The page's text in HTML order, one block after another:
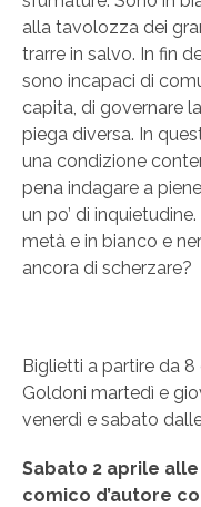
alla tavolozza dei
trarre in salvo. In fin
sono incapaci di
capita, di governare
piega diversa. In
una condizione
pena indagare a
un po’ di
metà e in bianco e
ancora di scherzare?
Biglietti a partire da 8
Goldoni martedì e
venerdì e sabato
Sabato 2 aprile
comico d’autore